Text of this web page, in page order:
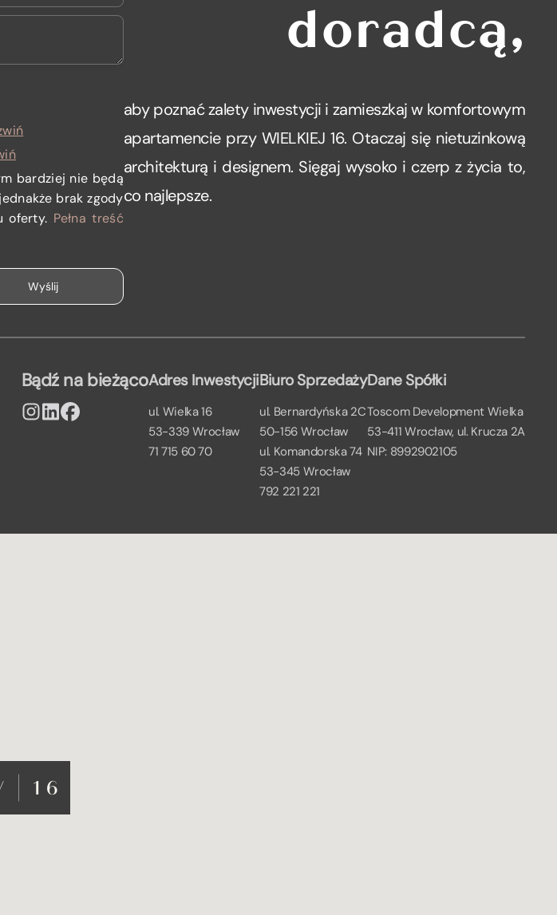
bardziej nie będą
brak zgody
oferty. Pełna treść
doradcą,
aby poznać zalety inwestycji i zamieszkaj w komfortowym
apartamencie przy WIELKIEJ 16. Otaczaj się nietuzinkową
architekturą i designem. Sięgaj wysoko i czerp z życia to,
co najlepsze.
Bądź na bieżącoAdres Inwestycji
ul. Wielka 16
53-339 Wrocław
71 715 60 70
Biuro Sprzedaży
ul. Bernardyńska 2C
50-156 Wrocław
ul. Komandorska 74
53-345 Wrocław
792 221 221
Dane Spółki
Toscom Development Wielka
53-411 Wrocław, ul. Krucza 2A
NIP: 8992902105